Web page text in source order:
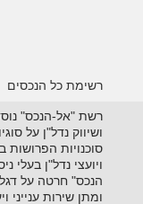
רשימת כל הנכסים
סוכנויות הפרושות
ויועצי נדל"ן בעלי
הנכס" חרטה על
ומתן שירות